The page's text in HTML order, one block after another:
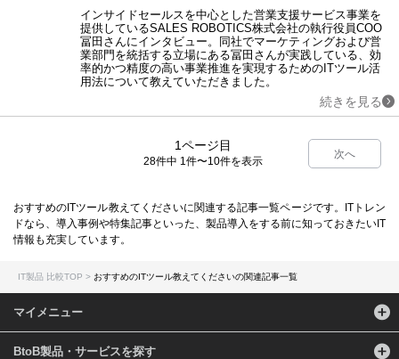
インサイドセールスを中心とした営業支援サービス事業を
提供しているSALES ROBOTICS株式会社の執行役員COO
冨田さんにインタビュー。同社でマーケティングおよび営
業部門を統括する立場にある冨田さんが実践している、効
率的かつ精度の高い事業推進を実現するためのITツール活
用法について教えていただきました。
続きを見る
1ページ目
28件中 1件〜10件を表示
次へ
おすすめのITツール教えてくださいに関連する記事一覧ページです。ITトレン
ドなら、導入事例や特集記事といった、製品導入をする前に知っておきたいIT
情報も充実しています。
IT製品 比較TOP おすすめのITツール教えてくださいの関連記事一覧
マイメニュー
BtoB製品・サービスを探す